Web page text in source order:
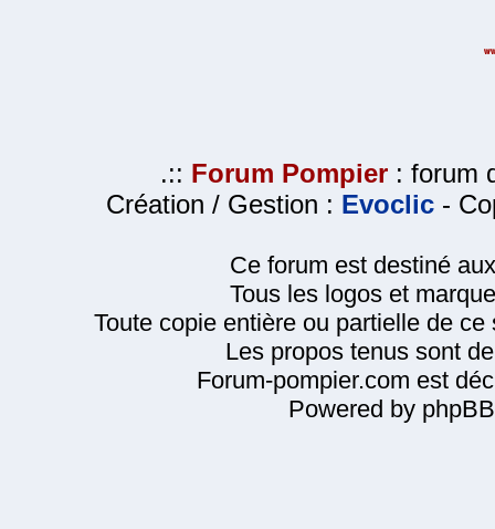
.:: Forum Pompier : forum
Création / Gestion : Evoclic -
Ce forum est destiné
Tous les logos et
Toute copie entière ou partielle de
Les propos tenus sont
Forum-pompier.com est
Powered by